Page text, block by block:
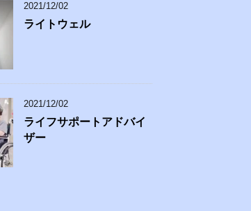
2021/12/02
ライトウェル
2021/12/02
ライフサポートアドバイ
ザー